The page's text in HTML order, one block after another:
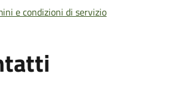
e condizioni di servizio